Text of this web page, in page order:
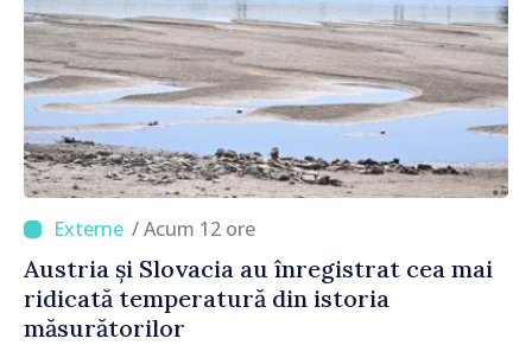
/ Acum 12 ore
Austria și Slovacia au înregistrat cea mai
ridicată temperatură din istoria
măsurătorilor